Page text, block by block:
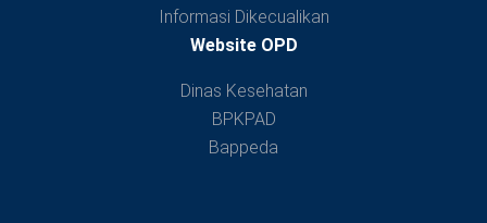
Informasi Dikecualikan
Website OPD
Dinas Kesehatan
BPKPAD
Bappeda